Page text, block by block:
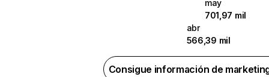
may
701,97 mil
abr
566,39 mil
Consigue información de